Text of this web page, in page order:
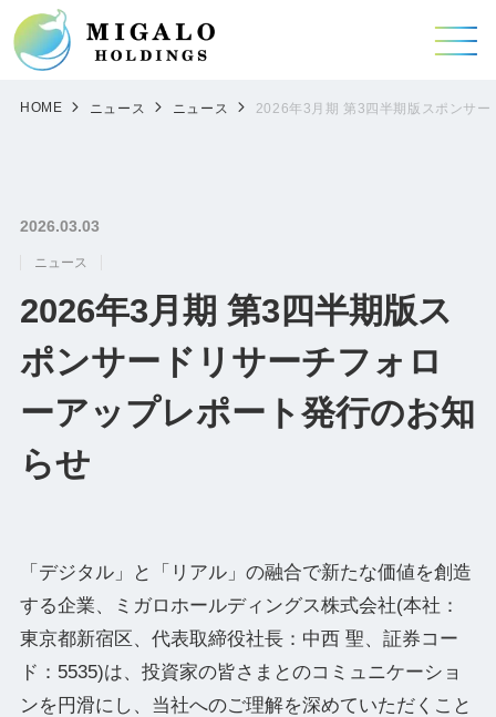
HOME ニュース ニュース 2026年3月期 第3四半期版スポンサ
2026.03.03
ニュース
2026年3月期 第3四半期版ス
ポンサードリサーチフォロ
ーアップレポート発行のお知
らせ
「デジタル」と「リアル」の融合で新たな価値を創造
する企業、ミガロホールディングス株式会社(本社：
東京都新宿区、代表取締役社⻑：中⻄ 聖、証券コー
ド：5535)は、投資家の皆さまとのコミュニケーショ
ンを円滑にし、当社へのご理解を深めていただくこと